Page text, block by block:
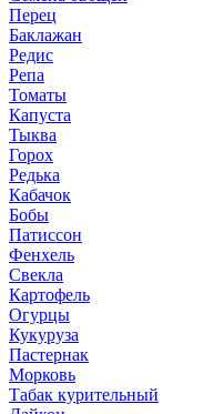
Перец
Баклажан
Редис
Репа
Томаты
Капуста
Тыква
Горох
Редька
Кабачок
Бобы
Патиссон
Фенхель
Свекла
Картофель
Огурцы
Кукуруза
Пастернак
Морковь
Табак курительный